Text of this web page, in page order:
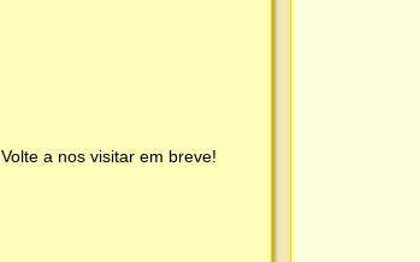
. Volte a nos visitar em breve!